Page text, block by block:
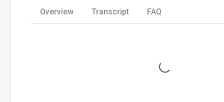
Overview Transcript FAQ
Loading...